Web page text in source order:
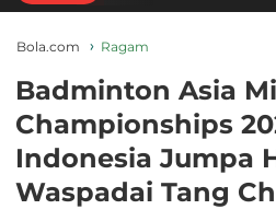
Bola.com Ragam
Badminton Asia
Championships
Indonesia Jumpa
Waspadai Tang